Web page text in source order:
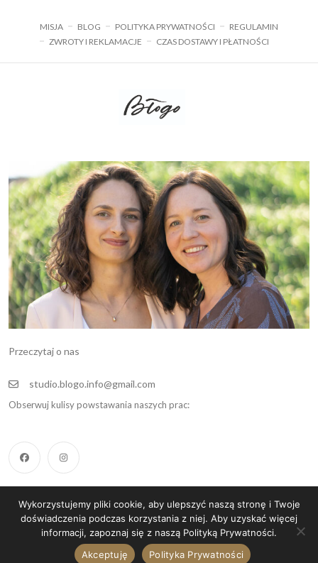
MISJA BLOG POLITYKA PRYWATNOŚCI
REGULAMIN
ZWROTY I REKLAMACJE
CZAS DOSTAWY I PŁATNOŚCI
Przeczytaj o nas
studio.blogo.info@gmail.com
Obserwuj kulisy powstawania naszych prac:
Copyright 2025, All Rights Reserved.
Wykorzystujemy pliki cookie, aby ulepszyć naszą stronę i Twoje
doświadczenia podczas korzystania z niej. Aby uzyskać więcej
informacji, zapoznaj się z naszą Polityką Prywatności.
Akceptuję
Polityka Prywatności